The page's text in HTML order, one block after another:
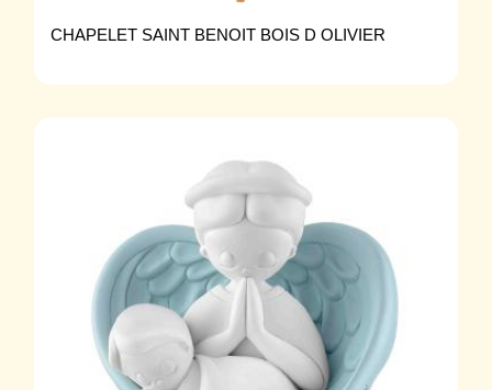
CHAPELET SAINT BENOIT BOIS D OLIVIER